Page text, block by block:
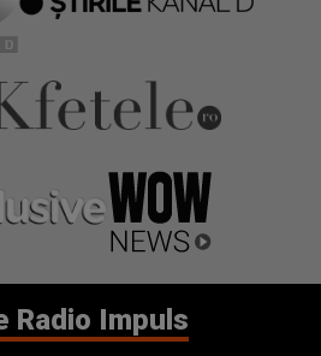
Radio Impuls